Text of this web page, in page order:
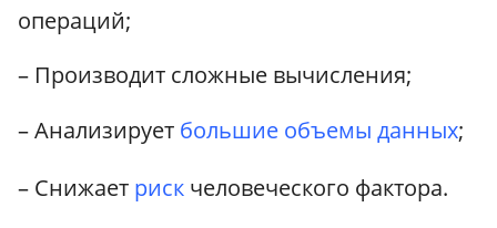
операций;
– Производит сложные вычисления;
– Анализирует большие объемы данных;
– Снижает риск человеческого фактора.